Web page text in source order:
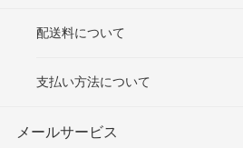
配送料について
支払い方法について
メールサービス